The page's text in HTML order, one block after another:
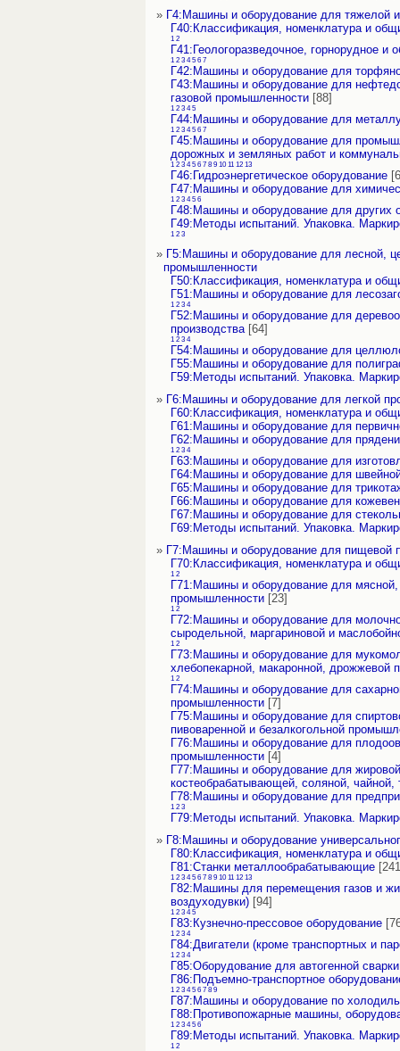
» Г4:Машины и оборудование для тяжелой
Г40:Классификация, номенклатура и
1 2
Г41:Геологоразведочное, горнорудное и
1 2 3 4 5 6 7
Г42:Машины и оборудование для
Г43:Машины и оборудование для
газовой промышленности [88]
1 2 3 4 5
Г44:Машины и оборудование для
1 2 3 4 5 6 7
Г45:Машины и оборудование для
дорожных и земляных работ и
1 2 3 4 5 6 7 8 9 10 11 12 13
Г46:Гидроэнергетическое оборудование
Г47:Машины и оборудование для
1 2 3 4 5 6
Г48:Машины и оборудование для других
Г49:Методы испытаний. Упаковка.
1 2 3
» Г5:Машины и оборудование для лесной,
промышленности
Г50:Классификация, номенклатура и
Г51:Машины и оборудование для
1 2 3 4
Г52:Машины и оборудование для
производства[64]
1 2 3 4
Г54:Машины и оборудование для
Г55:Машины и оборудование для
Г59:Методы испытаний. Упаковка.
» Г6:Машины и оборудование для легкой
Г60:Классификация, номенклатура и
Г61:Машины и оборудование для
Г62:Машины и оборудование для
1 2 3 4
Г63:Машины и оборудование для
Г64:Машины и оборудование для
Г65:Машины и оборудование для
Г66:Машины и оборудование для
Г67:Машины и оборудование для
Г69:Методы испытаний. Упаковка.
» Г7:Машины и оборудование для пищевой
Г70:Классификация, номенклатура и
1 2
Г71:Машины и оборудование для
промышленности [23]
1 2
Г72:Машины и оборудование для
сыродельной, маргариновой и
1 2
Г73:Машины и оборудование для
хлебопекарной, макаронной, дрожжевой
1 2
Г74:Машины и оборудование для
промышленности [7]
Г75:Машины и оборудование для
пивоваренной и безалкогольной
Г76:Машины и оборудование для
промышленности [4]
Г77:Машины и оборудование для
костеобрабатывающей, соляной,
Г78:Машины и оборудование для
1 2 3
Г79:Методы испытаний. Упаковка.
» Г8:Машины и оборудование
Г80:Классификация, номенклатура и
Г81:Станки металлообрабатывающие
1 2 3 4 5 6 7 8 9 10 11 12 13
Г82:Машины для перемещения газов и
воздуходувки) [94]
1 2 3 4 5
Г83:Кузнечно-прессовое оборудование
1 2 3 4
Г84:Двигатели (кроме транспортных и
1 2 3 4
Г85:Оборудование для автогенной
Г86:Подъемно-транспортное
1 2 3 4 5 6 7 8 9
Г87:Машины и оборудование по
Г88:Противопожарные машины,
1 2 3 4 5 6
Г89:Методы испытаний. Упаковка.
1 2